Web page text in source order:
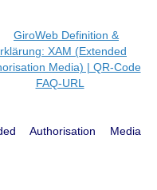
Authorisation Media